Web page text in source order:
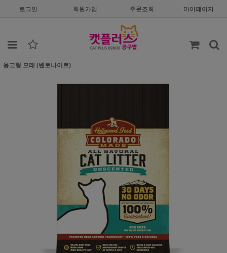
로그인 회원가입 주문조회 마이페이지
응고형 모래 (벤토나이트)